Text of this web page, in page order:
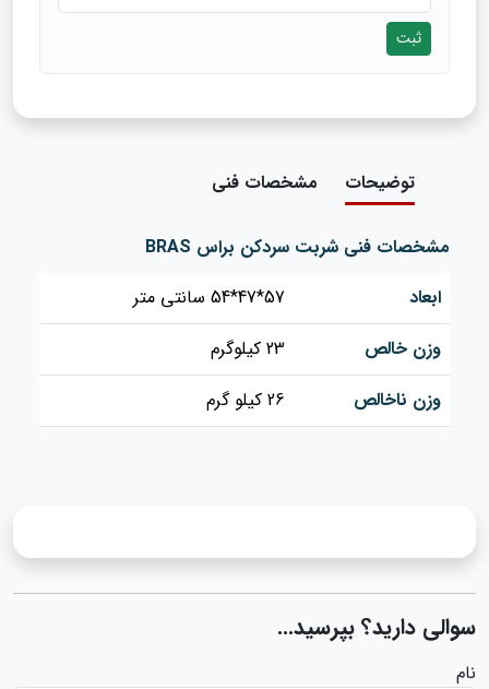
ثبت
توضیحات مشخصات فنی
مشخصات فنی شربت سردکن براس ‌BRAS
ابعاد
57*47*54 سانتی متر
وزن خالص
23 کیلوگرم
وزن ناخالص
26 کیلو گرم
سوالی دارید؟ بپرسید...
نام